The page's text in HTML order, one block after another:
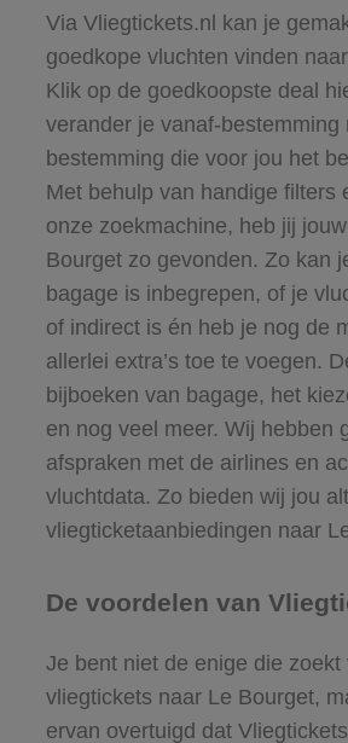
Via Vliegtickets.nl kan je
goedkope vluchten vinden
Klik op de goedkoopste deal
verander je vanaf-bestemming
bestemming die voor jou het
Met behulp van handige filters
onze zoekmachine, heb jij
Bourget zo gevonden. Zo kan
bagage is inbegrepen, of je
of indirect is én heb je nog de
allerlei extra’s toe te voegen.
bijboeken van bagage, het
en nog veel meer. Wij hebben
afspraken met de airlines en
vluchtdata. Zo bieden wij jou
vliegticketaanbiedingen naar
De voordelen van
Je bent niet de enige die zoekt
vliegtickets naar Le Bourget,
ervan overtuigd dat